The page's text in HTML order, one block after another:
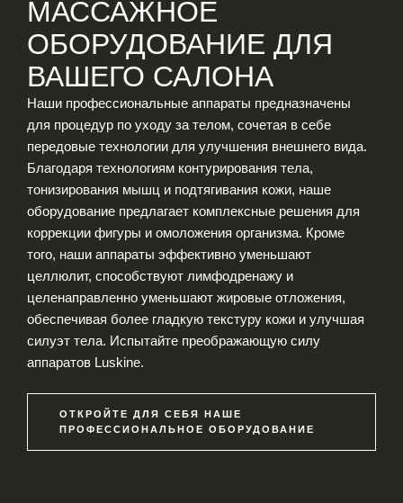
МАССАЖНОЕ
ОБОРУДОВАНИЕ ДЛЯ
ВАШЕГО САЛОНА
Наши профессиональные аппараты предназначены
для процедур по уходу за телом, сочетая в себе
передовые технологии для улучшения внешнего вида.
Благодаря технологиям контурирования тела,
тонизирования мышц и подтягивания кожи, наше
оборудование предлагает комплексные решения для
коррекции фигуры и омоложения организма. Кроме
того, наши аппараты эффективно уменьшают
целлюлит, способствуют лимфодренажу и
целенаправленно уменьшают жировые отложения,
обеспечивая более гладкую текстуру кожи и улучшая
силуэт тела. Испытайте преображающую силу
аппаратов Luskine.
ОТКРОЙТЕ ДЛЯ СЕБЯ НАШЕ
ПРОФЕССИОНАЛЬНОЕ ОБОРУДОВАНИЕ